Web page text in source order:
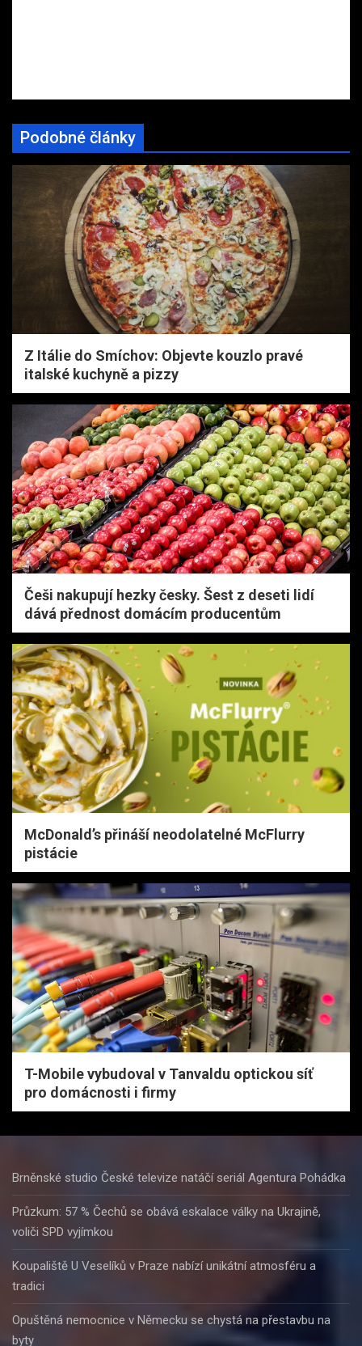
Podobné články
Z Itálie do Smíchov: Objevte kouzlo pravé
italské kuchyně a pizzy
Češi nakupují hezky česky. Šest z deseti lidí
dává přednost domácím producentům
McDonald’s přináší neodolatelné McFlurry
pistácie
T-Mobile vybudoval v Tanvaldu optickou síť
pro domácnosti i firmy
Brněnské studio České televize natáčí seriál Agentura Pohádka
Průzkum: 57 % Čechů se obává eskalace války na Ukrajině,
voliči SPD vyjímkou
Koupaliště U Veselíků v Praze nabízí unikátní atmosféru a
tradici
Opuštěná nemocnice v Německu se chystá na přestavbu na
byty